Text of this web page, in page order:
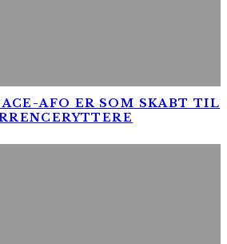
AFO ER SOM SKABT TIL